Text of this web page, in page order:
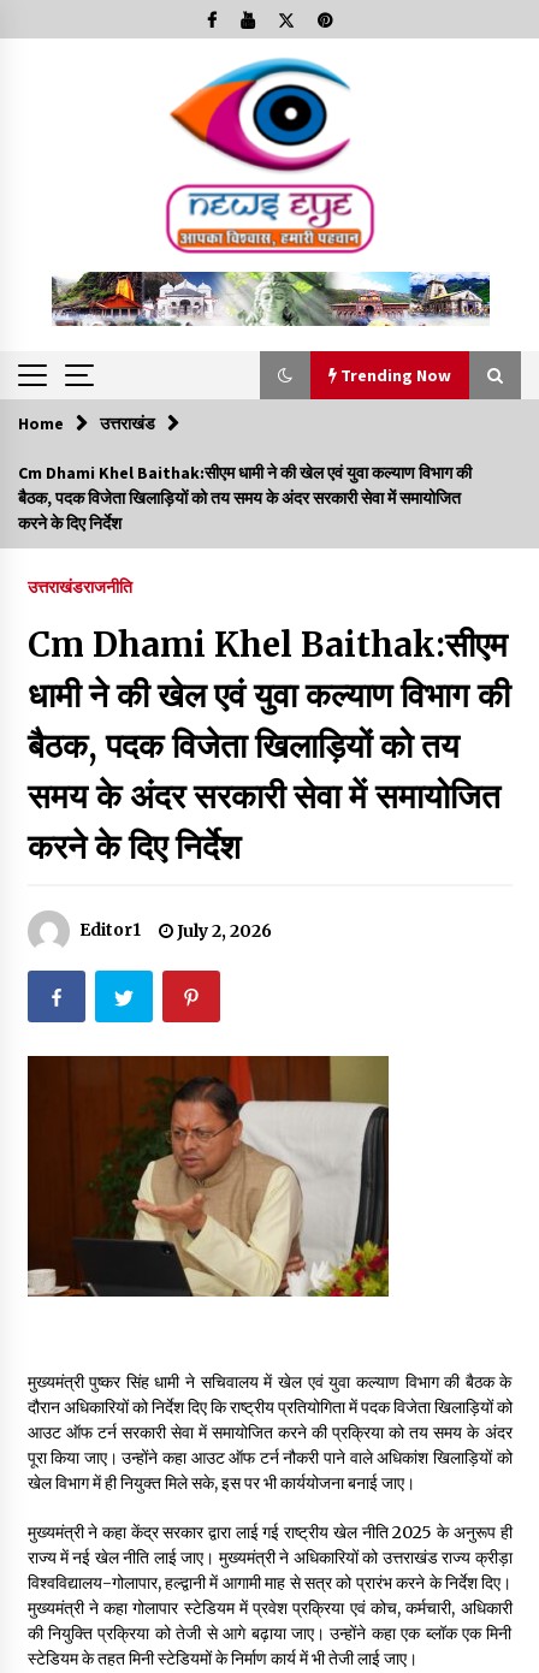
to
Trending Now
Trending Now
Minorities Rights Day : विश्व अल्पसंख्यक अधिकार दिवस
पर रखने की घोषणा
September 7, 2023
Thought Of The Day 6 September
September 6, 2023
Thought Of The Day 18 May
May 17, 2022
Thought Of The Day 16 May
May 16, 2022
Thought Of The Day 14 May
May 14, 2022
Thought Of The Day 13 May
Thought Of The Day 12 May
May 12, 2022
May 11, 2022
Thought Of The Day 10 May
May 10, 2022
Home उत्तराखंड
Cm Dhami Khel Baithak:सीएम धामी ने की खेल एवं युवा कल्याण विभाग की
बैठक, पदक विजेता खिलाड़ियों को तय समय के अंदर सरकारी सेवा में समायोजित
करने के दिए निर्देश
उत्तराखंडराजनीति
Cm Dhami Khel Baithak:सीएम
धामी ने की खेल एवं युवा कल्याण विभाग की
बैठक, पदक विजेता खिलाड़ियों को तय
समय के अंदर सरकारी सेवा में समायोजित
करने के दिए निर्देश
Editor1 July 2, 2026
मुख्यमंत्री पुष्कर सिंह धामी ने सचिवालय में खेल एवं युवा कल्याण विभाग की बैठक के
दौरान अधिकारियों को निर्देश दिए कि राष्ट्रीय प्रतियोगिता में पदक विजेता खिलाड़ियों को
आउट ऑफ टर्न सरकारी सेवा में समायोजित करने की प्रक्रिया को तय समय के अंदर
पूरा किया जाए। उन्होंने कहा आउट ऑफ टर्न नौकरी पाने वाले अधिकांश खिलाड़ियों को
खेल विभाग में ही नियुक्त मिले सके, इस पर भी कार्ययोजना बनाई जाए।
मुख्यमंत्री ने कहा केंद्र सरकार द्वारा लाई गई राष्ट्रीय खेल नीति 2025 के अनुरूप ही
राज्य में नई खेल नीति लाई जाए। मुख्यमंत्री ने अधिकारियों को उत्तराखंड राज्य क्रीड़ा
विश्वविद्यालय-गोलापार, हल्द्वानी में आगामी माह से सत्र को प्रारंभ करने के निर्देश दिए।
मुख्यमंत्री ने कहा गोलापार स्टेडियम में प्रवेश प्रक्रिया एवं कोच, कर्मचारी, अधिकारी
की नियुक्ति प्रक्रिया को तेजी से आगे बढ़ाया जाए। उन्होंने कहा एक ब्लॉक एक मिनी
स्टेडियम के तहत मिनी स्टेडियमों के निर्माण कार्य में भी तेजी लाई जाए।